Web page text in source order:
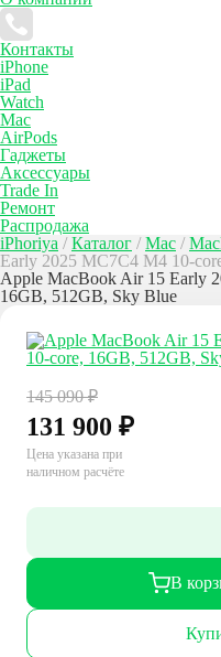
Контакты
iPhone
iPad
Watch
Mac
AirPods
Гаджеты
Аксессуары
Trade In
Ремонт
Распродажа
iPhoriya / Каталог / Mac /
Early 2025 MC7C4 M4 10-
Apple MacBook Air 15 Early
16GB, 512GB, Sky Blue
145 090 ₽
131 900 ₽
Цена указана при
наличном расчёте
В